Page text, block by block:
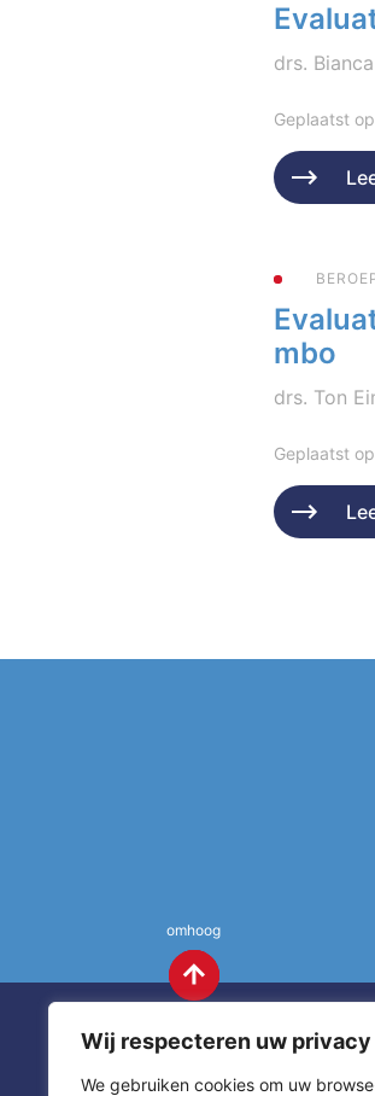
Wij respecteren uw privacy
We gebruiken cookies om uw
drs.
Geplaatst
mbo
drs. Ton
Geplaatst
omhoog